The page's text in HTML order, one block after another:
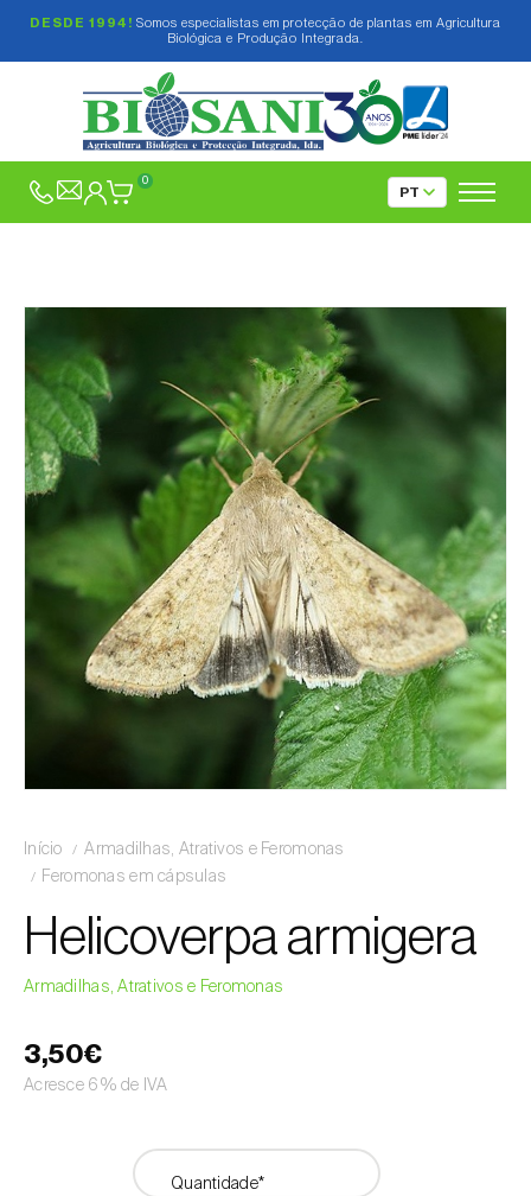
DESDE 1994! Somos especialistas em protecção de plantas em Agricultura
Biológica e Produção Integrada.
0
Início
Armadilhas, Atrativos e Feromonas
Feromonas em cápsulas
Helicoverpa armigera
Armadilhas, Atrativos e Feromonas
3,50€
Acresce 6% de IVA
Quantidade*